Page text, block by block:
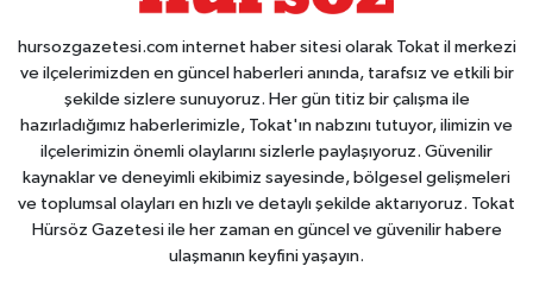
hursozgazetesi.com internet haber sitesi olarak Tokat il merkezi
ve ilçelerimizden en güncel haberleri anında, tarafsız ve etkili bir
şekilde sizlere sunuyoruz. Her gün titiz bir çalışma ile
hazırladığımız haberlerimizle, Tokat'ın nabzını tutuyor, ilimizin ve
ilçelerimizin önemli olaylarını sizlerle paylaşıyoruz. Güvenilir
kaynaklar ve deneyimli ekibimiz sayesinde, bölgesel gelişmeleri
ve toplumsal olayları en hızlı ve detaylı şekilde aktarıyoruz. Tokat
Hürsöz Gazetesi ile her zaman en güncel ve güvenilir habere
ulaşmanın keyfini yaşayın.